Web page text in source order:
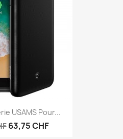
USAMS Pour...
63,75 CHF